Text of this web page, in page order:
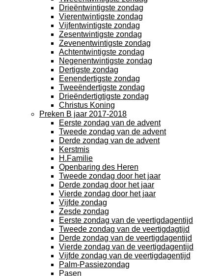
Drieëntwintigste zondag
Vierentwintigste zondag
Vijfentwintigste zondag
Zesentwintigste zondag
Zevenentwintigste zondag
Achtentwintigste zondag
Negenentwintigste zondag
Dertigste zondag
Eenendertigste zondag
Tweeëndertigste zondag
Drieëndertigtigste zondag
Christus Koning
Preken B jaar 2017-2018
Eerste zondag van de advent
Tweede zondag van de advent
Derde zondag van de advent
Kerstmis
H.Familie
Openbaring des Heren
Tweede zondag door het jaar
Derde zondag door het jaar
Vierde zondag door het jaar
Vijfde zondag
Zesde zondag
Eerste zondag van de veertigdagentijd
Tweede zondag van de veertigdagtijd
Derde zondag van de veertigdagentijd
Vierde zondag van de veertigdagentijd
Vijfde zondag van de veertigdagentijd
Palm-Passiezondag
Pasen